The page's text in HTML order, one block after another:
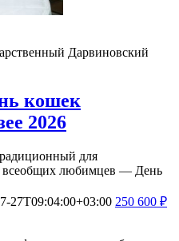
Дарвиновский
кошек
2026
для
всеобщих любимцев — День
27T09:04:00+03:00 250 600 ₽